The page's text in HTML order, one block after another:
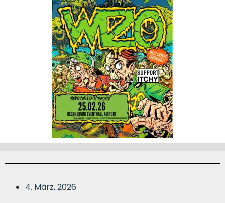
4. März, 2026